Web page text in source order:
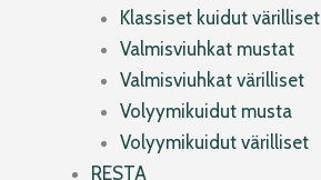
Klassiset kuidut värilliset
Valmisviuhkat mustat
Valmisviuhkat värilliset
Volyymikuidut musta
Volyymikuidut värilliset
RESTA